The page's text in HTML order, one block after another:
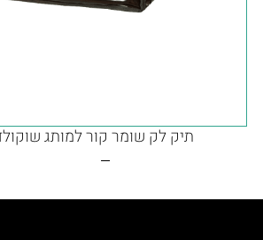
תיק לק שומר קור למותג